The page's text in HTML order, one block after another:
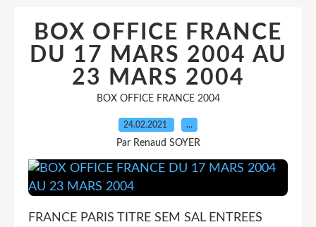
BOX OFFICE FRANCE
DU 17 MARS 2004 AU
23 MARS 2004
BOX OFFICE FRANCE 2004
24.02.2021 …
Par Renaud SOYER
FRANCE PARIS TITRE SEM SAL ENTREES